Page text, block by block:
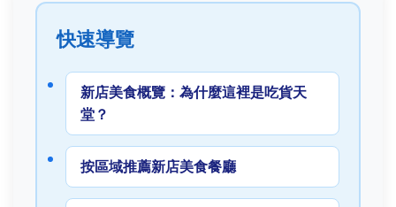
快速導覽
新店美食概覽：為什麼這裡是吃貨天
堂？
按區域推薦新店美食餐廳